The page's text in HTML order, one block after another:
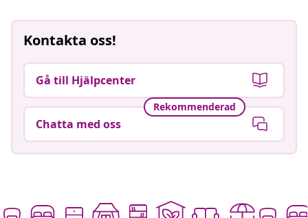
Kontakta oss!
Gå till Hjälpcenter
Rekommenderad
Chatta med oss